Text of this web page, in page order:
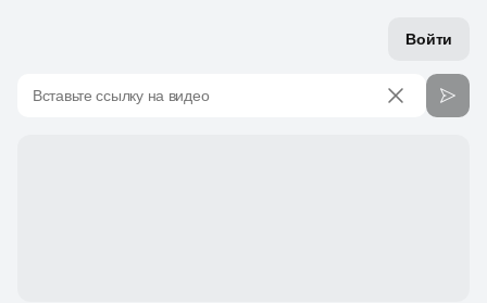
Войти
Вставьте ссылку на видео